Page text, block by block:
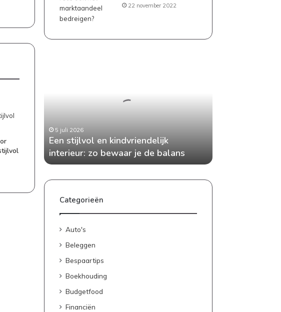
22 november 2022
je
de
balans
5 juli 2026
Een stijlvol en kindvriendelijk
interieur: zo bewaar je de balans
Categorieën
Auto's
Beleggen
Bespaartips
Boekhouding
Budgetfood
Financiën